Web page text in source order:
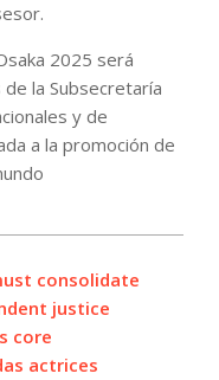
2025 será
la Subsecretaría
y de
a la promoción de
consolidate
justice
core
actrices